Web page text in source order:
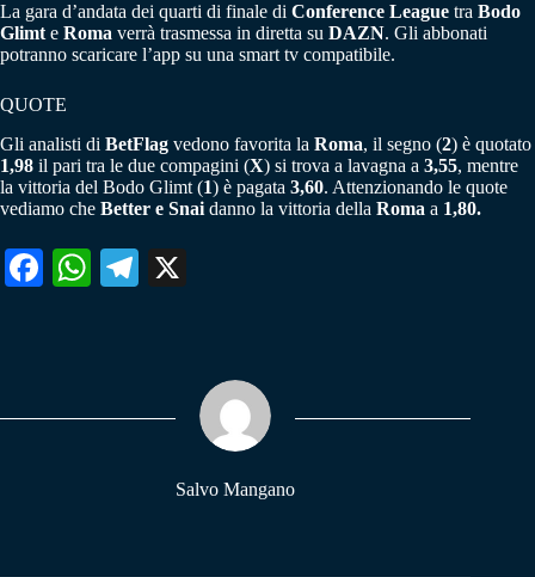
La gara d’andata dei quarti di finale di Conference League tra Bodo
Glimt e Roma verrà trasmessa in diretta su DAZN. Gli abbonati
potranno scaricare l’app su una smart tv compatibile.
QUOTE
Gli analisti di BetFlag vedono favorita la Roma, il segno (2) è quotato
1,98 il pari tra le due compagini (X) si trova a lavagna a 3,55, mentre
la vittoria del Bodo Glimt (1) è pagata 3,60. Attenzionando le quote
vediamo che Better e Snai danno la vittoria della Roma a 1,80.
Fa W
pp
Te
m
Salvo Mangano